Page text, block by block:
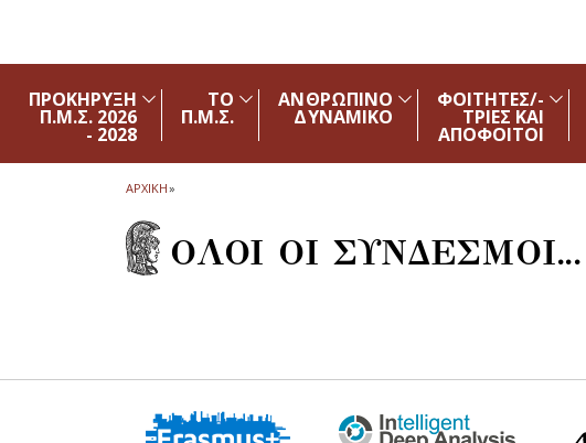
ΠΡΟΚΗΡΥΞΗ
Π.Μ.Σ. 2026
- 2028
ΤΟ
Π.Μ.Σ.
ΑΝΘΡΩΠΙΝΟ
ΔΥΝΑΜΙΚΟ
ΦΟΙΤΗΤΕΣ/-
ΤΡΙΕΣ ΚΑΙ
ΑΠΟΦΟΙΤΟΙ
ΑΡΧΙΚΗ»
ΟΛΟΙ ΟΙ ΣΥΝΔΕΣΜΟΙ...